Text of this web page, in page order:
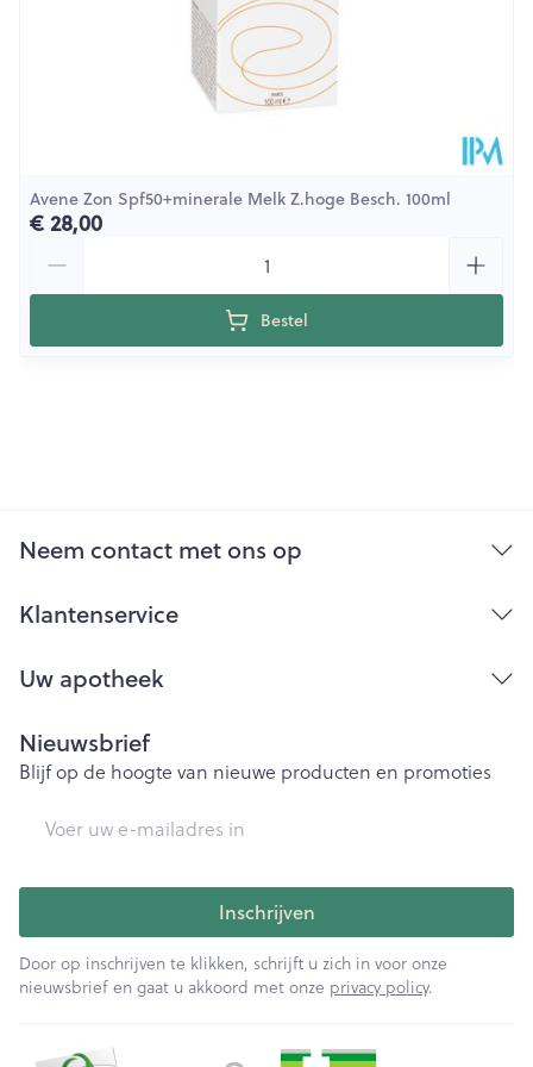
Avene Zon Spf50+minerale Melk Z.hoge Besch. 100ml
€ 28,00
Bestel
Neem contact met ons op
Klantenservice
Uw apotheek
Nieuwsbrief
Blijf op de hoogte van nieuwe producten en promoties
Inschrijven
Door op inschrijven te klikken, schrijft u zich in voor onze
nieuwsbrief en gaat u akkoord met onze privacy policy.